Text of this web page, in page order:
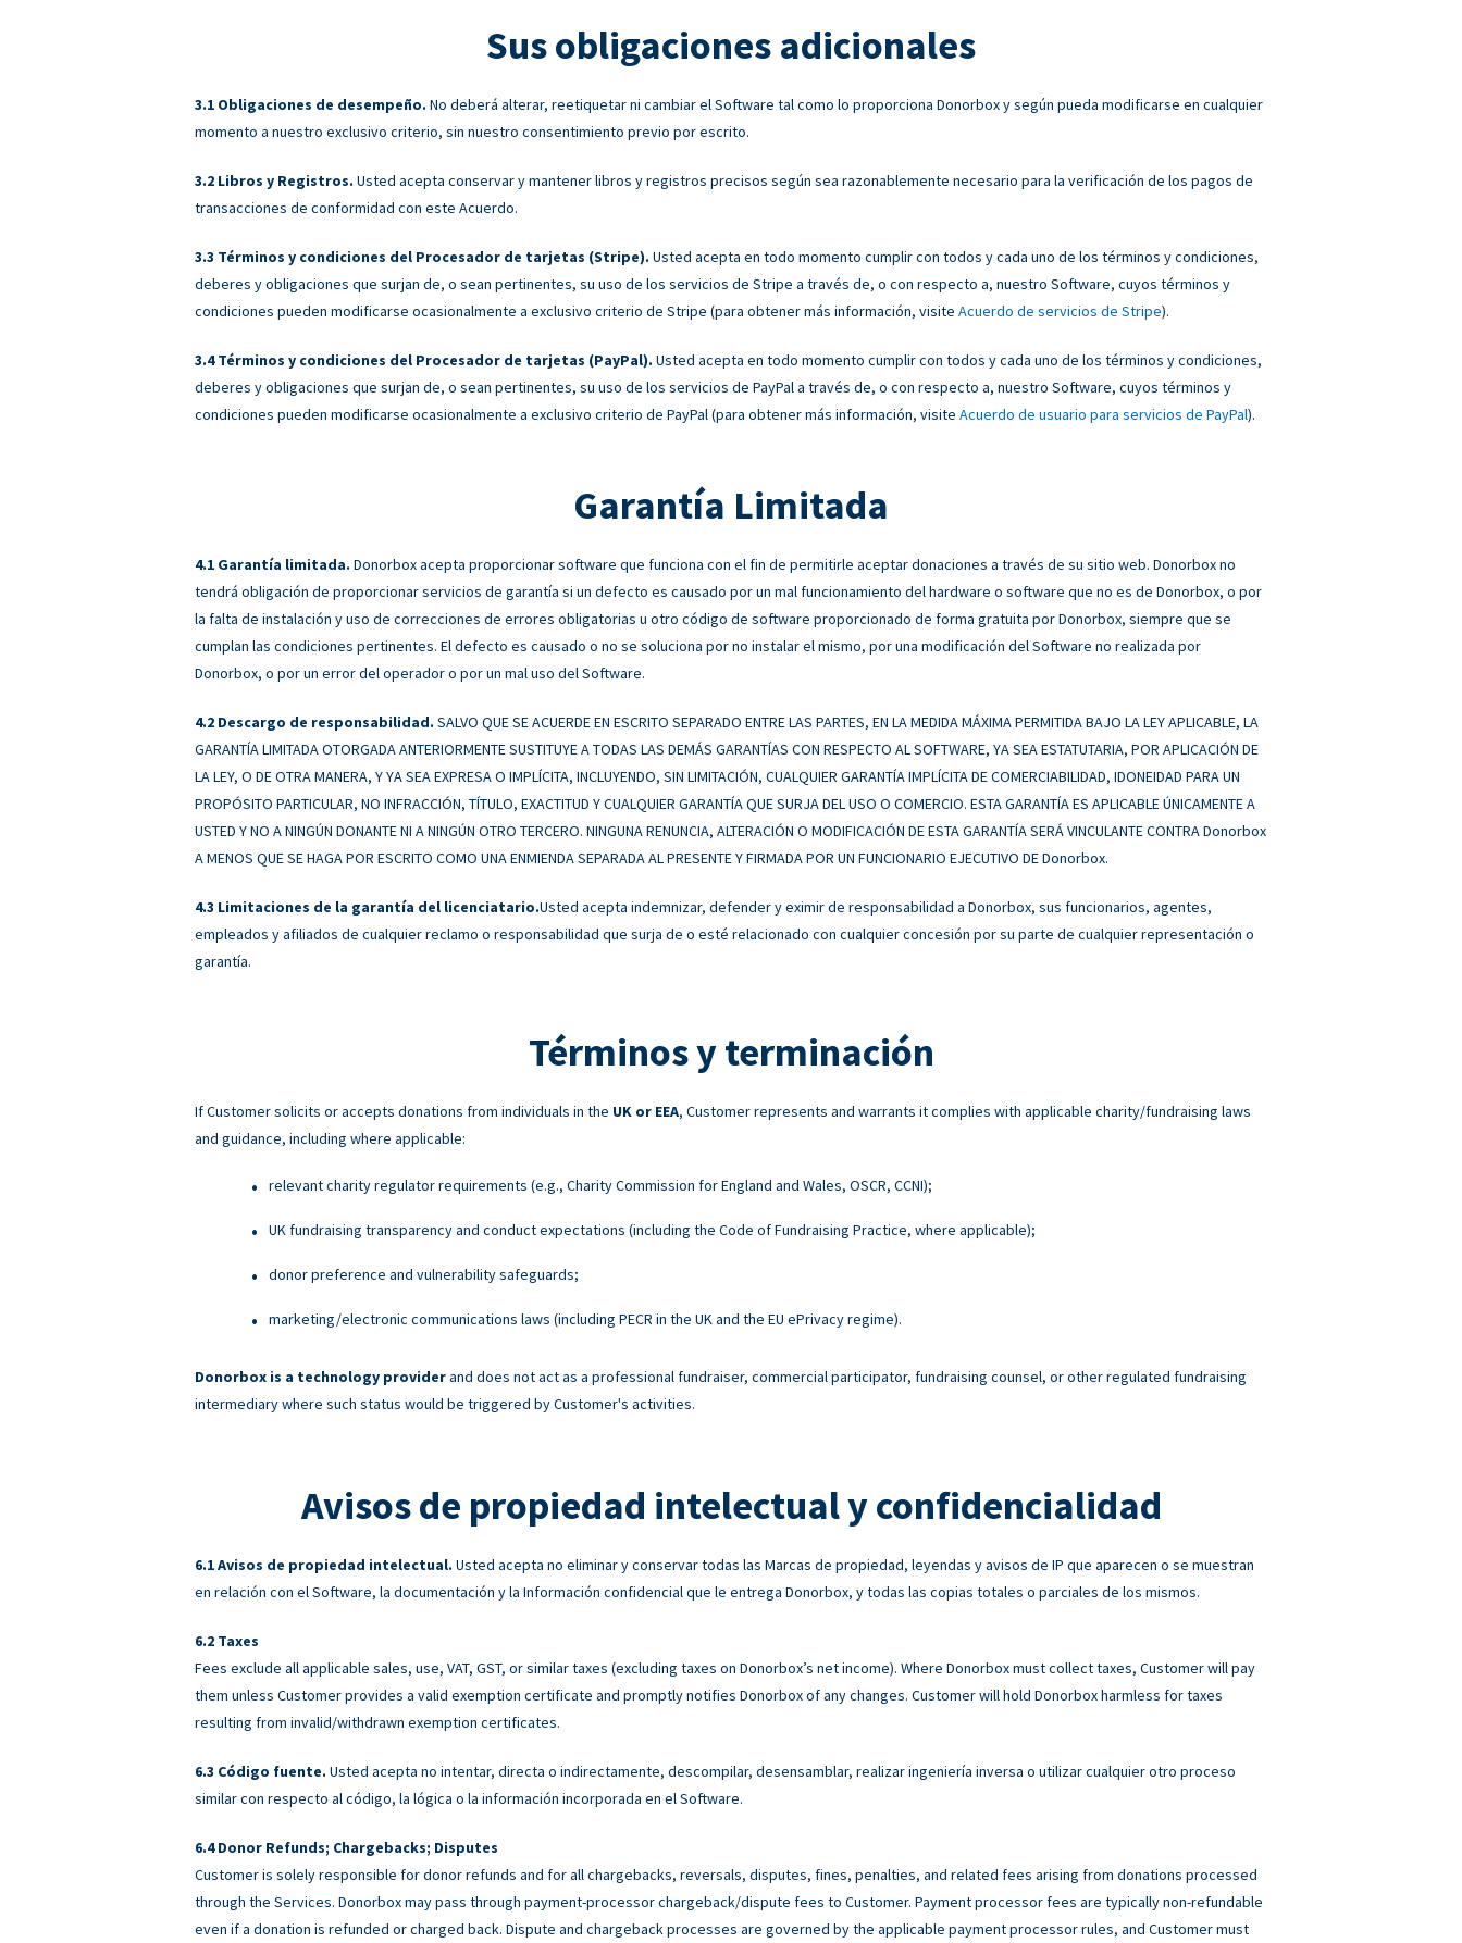
Sus obligaciones adicionales
Obligaciones de desempeño. No deberá alterar, reetiquetar ni cambiar el Software tal como lo proporciona Donorbox y según pueda modificarse en cualquier
momento a nuestro exclusivo criterio, sin nuestro consentimiento previo por escrito.
Libros y Registros. Usted acepta conservar y mantener libros y registros precisos según sea razonablemente necesario para la verificación de los pagos de
transacciones de conformidad con este Acuerdo.
Términos y condiciones del Procesador de tarjetas (Stripe). Usted acepta en todo momento cumplir con todos y cada uno de los términos y condiciones,
deberes y obligaciones que surjan de, o sean pertinentes, su uso de los servicios de Stripe a través de, o con respecto a, nuestro Software, cuyos términos y
condiciones pueden modificarse ocasionalmente a exclusivo criterio de Stripe (para obtener más información, visite Acuerdo de servicios de Stripe).
Términos y condiciones del Procesador de tarjetas (PayPal). Usted acepta en todo momento cumplir con todos y cada uno de los términos y condiciones,
deberes y obligaciones que surjan de, o sean pertinentes, su uso de los servicios de PayPal a través de, o con respecto a, nuestro Software, cuyos términos y
condiciones pueden modificarse ocasionalmente a exclusivo criterio de PayPal (para obtener más información, visite Acuerdo de usuario para servicios de PayPal).
Garantía Limitada
Garantía limitada. Donorbox acepta proporcionar software que funciona con el fin de permitirle aceptar donaciones a través de su sitio web. Donorbox no
tendrá obligación de proporcionar servicios de garantía si un defecto es causado por un mal funcionamiento del hardware o software que no es de Donorbox, o por
la falta de instalación y uso de correcciones de errores obligatorias u otro código de software proporcionado de forma gratuita por Donorbox, siempre que se
cumplan las condiciones pertinentes. El defecto es causado o no se soluciona por no instalar el mismo, por una modificación del Software no realizada por
Donorbox, o por un error del operador o por un mal uso del Software.
Descargo de responsabilidad. SALVO QUE SE ACUERDE EN ESCRITO SEPARADO ENTRE LAS PARTES, EN LA MEDIDA MÁXIMA PERMITIDA BAJO LA LEY APLICABLE, LA
GARANTÍA LIMITADA OTORGADA ANTERIORMENTE SUSTITUYE A TODAS LAS DEMÁS GARANTÍAS CON RESPECTO AL SOFTWARE, YA SEA ESTATUTARIA, POR APLICACIÓN DE
LA LEY, O DE OTRA MANERA, Y YA SEA EXPRESA O IMPLÍCITA, INCLUYENDO, SIN LIMITACIÓN, CUALQUIER GARANTÍA IMPLÍCITA DE COMERCIABILIDAD, IDONEIDAD PARA UN
PROPÓSITO PARTICULAR, NO INFRACCIÓN, TÍTULO, EXACTITUD Y CUALQUIER GARANTÍA QUE SURJA DEL USO O COMERCIO. ESTA GARANTÍA ES APLICABLE ÚNICAMENTE A
USTED Y NO A NINGÚN DONANTE NI A NINGÚN OTRO TERCERO. NINGUNA RENUNCIA, ALTERACIÓN O MODIFICACIÓN DE ESTA GARANTÍA SERÁ VINCULANTE CONTRA Donorbox
A MENOS QUE SE HAGA POR ESCRITO COMO UNA ENMIENDA SEPARADA AL PRESENTE Y FIRMADA POR UN FUNCIONARIO EJECUTIVO DE Donorbox.
Limitaciones de la garantía del licenciatario.Usted acepta indemnizar, defender y eximir de responsabilidad a Donorbox, sus funcionarios, agentes,
empleados y afiliados de cualquier reclamo o responsabilidad que surja de o esté relacionado con cualquier concesión por su parte de cualquier representación o
garantía.
Términos y terminación
If Customer solicits or accepts donations from individuals in the UK or EEA, Customer represents and warrants it complies with applicable charity/fundraising laws
and guidance, including where applicable:
relevant charity regulator requirements (e.g., Charity Commission for England and Wales, OSCR, CCNI);
UK fundraising transparency and conduct expectations (including the Code of Fundraising Practice, where applicable);
donor preference and vulnerability safeguards;
marketing/electronic communications laws (including PECR in the UK and the EU ePrivacy regime).
Donorbox is a technology providerand does not act as a professional fundraiser, commercial participator, fundraising counsel, or other regulated fundraising
intermediary where such status would be triggered by Customer's activities.
Avisos de propiedad intelectual y confidencialidad
Avisos de propiedad intelectual. Usted acepta no eliminar y conservar todas las Marcas de propiedad, leyendas y avisos de IP que aparecen o se muestran
en relación con el Software, la documentación y la Información confidencial que le entrega Donorbox, y todas las copias totales o parciales de los mismos.
Taxes
Fees exclude all applicable sales, use, VAT, GST, or similar taxes (excluding taxes on Donorbox’s net income). Where Donorbox must collect taxes, Customer will pay
them unless Customer provides a valid exemption certificate and promptly notifies Donorbox of any changes. Customer will hold Donorbox harmless for taxes
resulting from invalid/withdrawn exemption certificates.
Código fuente. Usted acepta no intentar, directa o indirectamente, descompilar, desensamblar, realizar ingeniería inversa o utilizar cualquier otro proceso
similar con respecto al código, la lógica o la información incorporada en el Software.
Donor Refunds; Chargebacks; Disputes
Customer is solely responsible for donor refunds and for all chargebacks, reversals, disputes, fines, penalties, and related fees arising from donations processed
through the Services. Donorbox may pass through payment-processor chargeback/dispute fees to Customer. Payment processor fees are typically non-refundable
even if a donation is refunded or charged back. Dispute and chargeback processes are governed by the applicable payment processor rules, and Customer must